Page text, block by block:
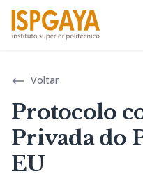
Voltar
Protocolo
Privada do
EU